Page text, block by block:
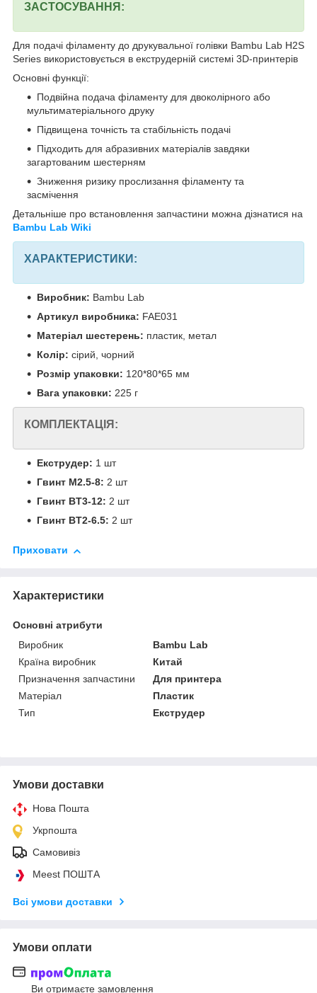
ЗАСТОСУВАННЯ:
Для подачі філаменту до друкувальної голівки Bambu Lab H2S
Series використовується в екструдерній системі 3D-принтерів
Основні функції:
Подвійна подача філаменту для двоколірного або
мультиматеріального друку
Підвищена точність та стабільність подачі
Підходить для абразивних матеріалів завдяки
загартованим шестерням
Зниження ризику прослизання філаменту та
засмічення
Детальніше про встановлення запчастини можна дізнатися на
Bambu Lab Wiki
ХАРАКТЕРИСТИКИ:
Виробник: Bambu Lab
Артикул виробника: FAE031
Матеріал шестерень: пластик, метал
Колір: сірий, чорний
Розмір упаковки: 120*80*65 мм
Вага упаковки: 225 г
КОМПЛЕКТАЦІЯ:
Екструдер: 1 шт
Гвинт M2.5-8: 2 шт
Гвинт BT3-12: 2 шт
Гвинт BT2-6.5: 2 шт
Приховати
Характеристики
Основні атрибути
Виробник
Bambu Lab
Країна виробник
Китай
Призначення запчастини
Для принтера
Матеріал
Пластик
Тип
Екструдер
Умови доставки
Нова Пошта
Укрпошта
Самовивіз
Meest ПОШТА
Всі умови доставки
Умови оплати
Ви отримаєте замовлення